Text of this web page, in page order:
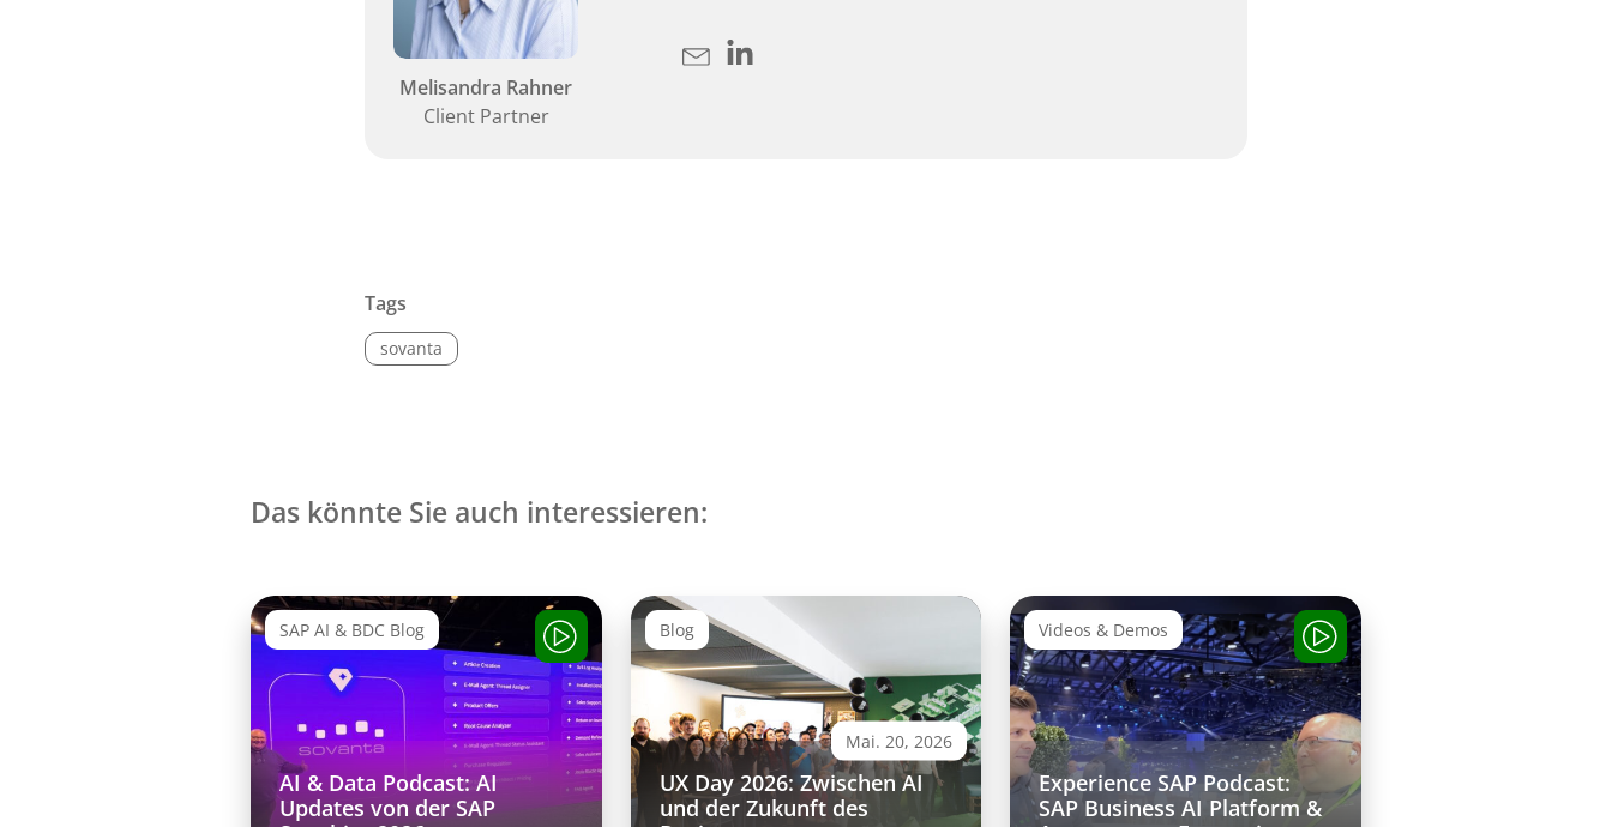
Melisandra Rahner
Client Partner
Tags
sovanta
Das könnte Sie auch interessieren:
SAP AI & BDC Blog
AI & Data Podcast: AI
Updates von der SAP
Blog
Mai. 20, 2026
UX Day 2026: Zwischen AI
und der Zukunft des
Videos & Demos
Experience SAP Podcast:
SAP Business AI Platform &